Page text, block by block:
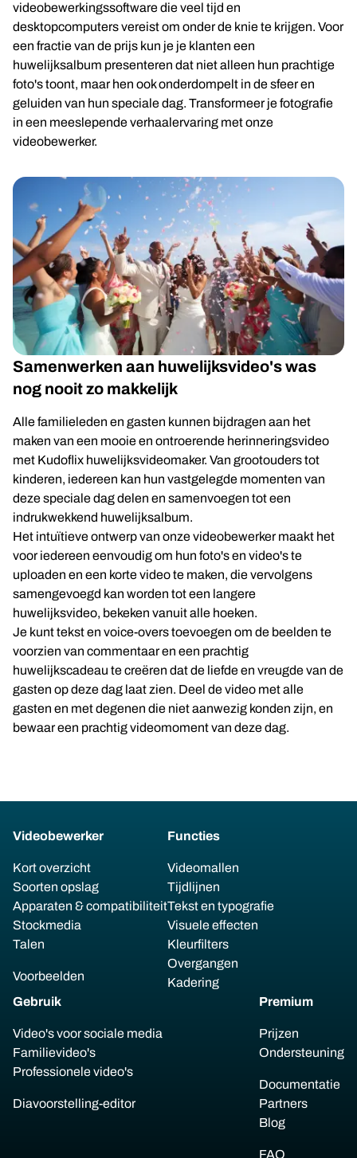
videobewerkingssoftware die veel tijd en
desktopcomputers vereist om onder de knie te krijgen. Voor
een fractie van de prijs kun je je klanten een
huwelijksalbum presenteren dat niet alleen hun prachtige
foto's toont, maar hen ook onderdompelt in de sfeer en
geluiden van hun speciale dag. Transformeer je fotografie
in een meeslepende verhaalervaring met onze
videobewerker.
Samenwerken aan huwelijksvideo's was
nog nooit zo makkelijk
Alle familieleden en gasten kunnen bijdragen aan het
maken van een mooie en ontroerende herinneringsvideo
met Kudoflix huwelijksvideomaker. Van grootouders tot
kinderen, iedereen kan hun vastgelegde momenten van
deze speciale dag delen en samenvoegen tot een
indrukwekkend huwelijksalbum.
Het intuïtieve ontwerp van onze videobewerker maakt het
voor iedereen eenvoudig om hun foto's en video's te
uploaden en een korte video te maken, die vervolgens
samengevoegd kan worden tot een langere
huwelijksvideo, bekeken vanuit alle hoeken.
Je kunt tekst en voice-overs toevoegen om de beelden te
voorzien van commentaar en een prachtig
huwelijkscadeau te creëren dat de liefde en vreugde van de
gasten op deze dag laat zien. Deel de video met alle
gasten en met degenen die niet aanwezig konden zijn, en
bewaar een prachtig videomoment van deze dag.
Videobewerker
Kort overzicht
Soorten opslag
Apparaten & compatibiliteit
Stockmedia
Talen
Voorbeelden
Functies
Videomallen
Tijdlijnen
Tekst en typografie
Visuele effecten
Kleurfilters
Overgangen
Kadering
Gebruik
Video's voor sociale media
Familievideo's
Professionele video's
Diavoorstelling-editor
Premium
Prijzen
Ondersteuning
Documentatie
Partners
Blog
FAQ